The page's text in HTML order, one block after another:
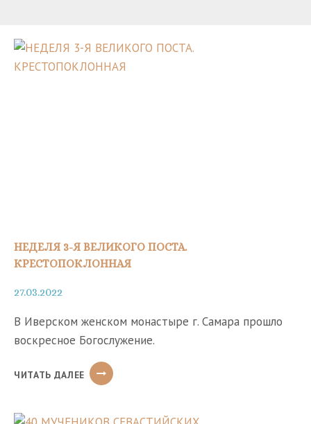
НЕДЕЛЯ 3-Я ВЕЛИКОГО ПОСТА.
КРЕСТОПОКЛОННАЯ
27.03.2022
В Иверском женском монастыре г. Самара прошло
воскресное Богослужение.
ЧИТАТЬ ДАЛЕЕ
НЕДЕЛЯ
3-